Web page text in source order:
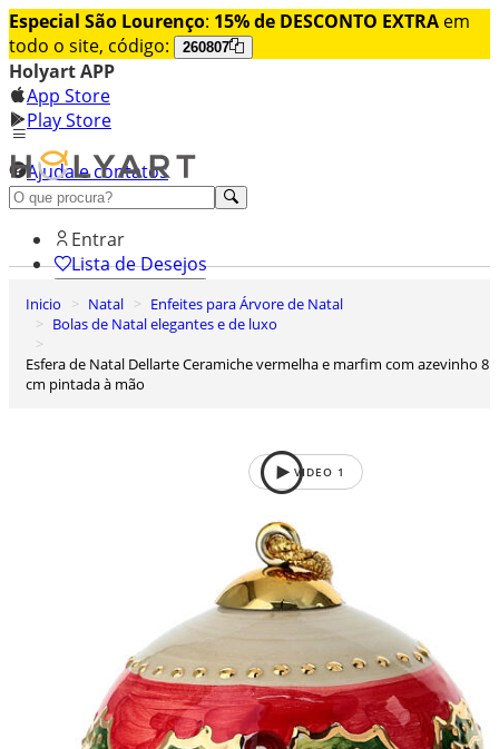
Especial São Lourenço: 15% de DESCONTO EXTRA em
todo o site, código:
260807
Holyart APP
App Store
Play Store
Ajuda e contatos
Conheça premium
Entrar
Lista de Desejos
Carrinho de Compras
Inicio Natal
Enfeites para Árvore de Natal
Bolas de Natal elegantes e de luxo
Esfera de Natal Dellarte Ceramiche vermelha e marfim com azevinho 8
cm pintada à mão
VIDEO 1